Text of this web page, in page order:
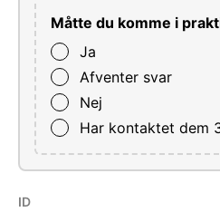
Måtte du komme i
Ja
Afventer svar
Nej
Har kontaktet dem
ID